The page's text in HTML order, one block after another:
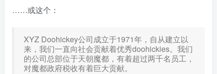
……或这个：
XYZ Doohickey公司成立于1971年，自从建立以
来，我们一直向社会贡献着优秀doohickies。我们
的公司总部位于天朝魔都，有着超过两千名员工，
对魔都政府税收有着巨大贡献。